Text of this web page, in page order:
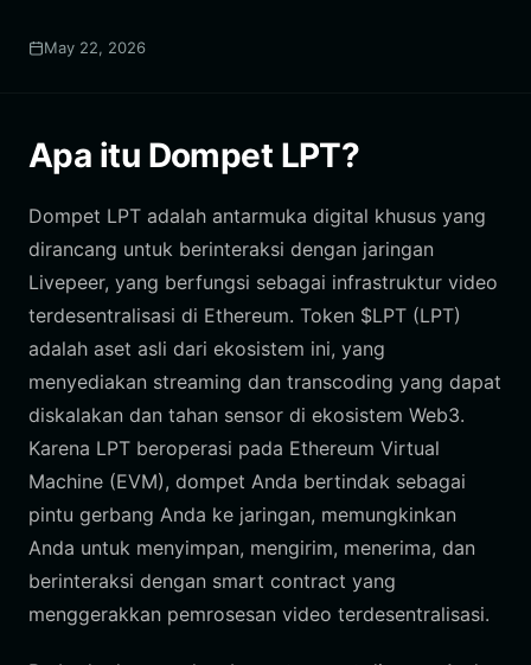
May 22, 2026
Apa itu Dompet LPT?
Dompet LPT adalah antarmuka digital khusus yang
dirancang untuk berinteraksi dengan jaringan
Livepeer, yang berfungsi sebagai infrastruktur video
terdesentralisasi di Ethereum. Token $LPT (LPT)
adalah aset asli dari ekosistem ini, yang
menyediakan streaming dan transcoding yang dapat
diskalakan dan tahan sensor di ekosistem Web3.
Karena LPT beroperasi pada Ethereum Virtual
Machine (EVM), dompet Anda bertindak sebagai
pintu gerbang Anda ke jaringan, memungkinkan
Anda untuk menyimpan, mengirim, menerima, dan
berinteraksi dengan smart contract yang
menggerakkan pemrosesan video terdesentralisasi.